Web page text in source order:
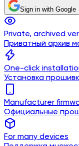
Sign in with Google
Private, archived
Приватный архив
One-click
Установка
Manufacturer
Официальные
For many devices